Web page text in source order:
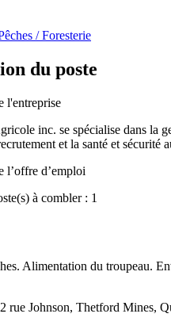
/ Foresterie
du poste
l'entreprise
inc. se spécialise dans la
et la santé et sécurité
l’offre d’emploi
à combler : 1
Alimentation du troupeau.
rue Johnson, Thetford Mines,